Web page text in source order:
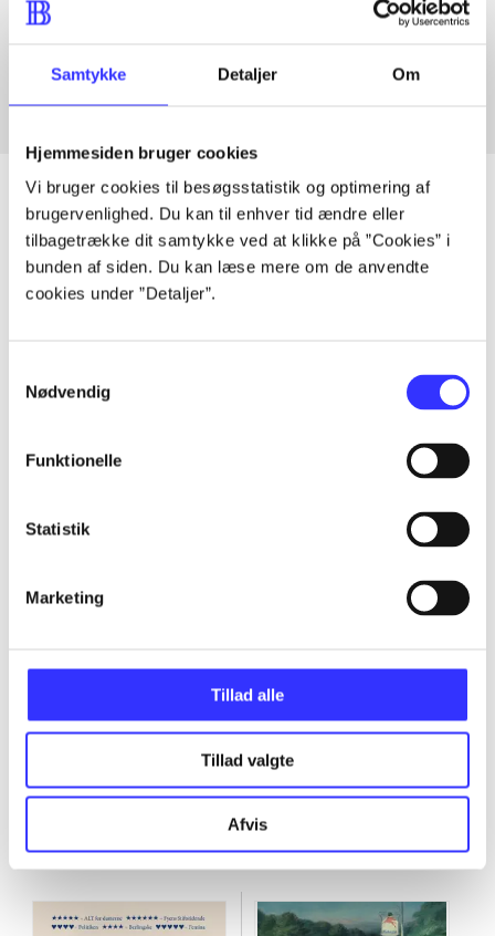
Samtykke Detaljer Om
Hjemmesiden bruger cookies
Vi bruger cookies til besøgsstatistik og optimering af
brugervenlighed. Du kan til enhver tid ændre eller
tilbagetrække dit samtykke ved at klikke på ”Cookies” i
bunden af siden. Du kan læse mere om de anvendte
cookies under ”Detaljer”.
Nødvendig
Funktionelle
Statistik
Marketing
Tillad alle
Tillad valgte
Afvis
Artikler med samme emner
Artikler
Alle registrerede artikler fordelt på udgivelser
Harry Quebert-serien
Gå til serien